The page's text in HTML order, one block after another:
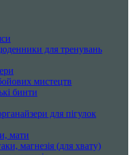
для тренувань
мистецтв
бинти
для пігулок
мати
магнезія (для хвату)